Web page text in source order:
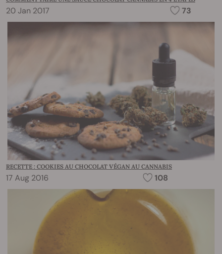
20 Jan 2017 73
RECETTE : COOKIES AU CHOCOLAT VÉGAN AU CANNABIS
17 Aug 2016 108